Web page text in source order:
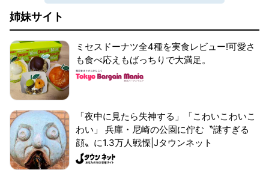
姉妹サイト
ミセスドーナツ全4種を実食レビュー!可愛さ
も食べ応えもばっちりで大満足。
「夜中に見たら失神する」「こわいこわいこ
わい」 兵庫・尼崎の公園に佇む〝謎すぎる
顔〟に1.3万人戦慄|Jタウンネット